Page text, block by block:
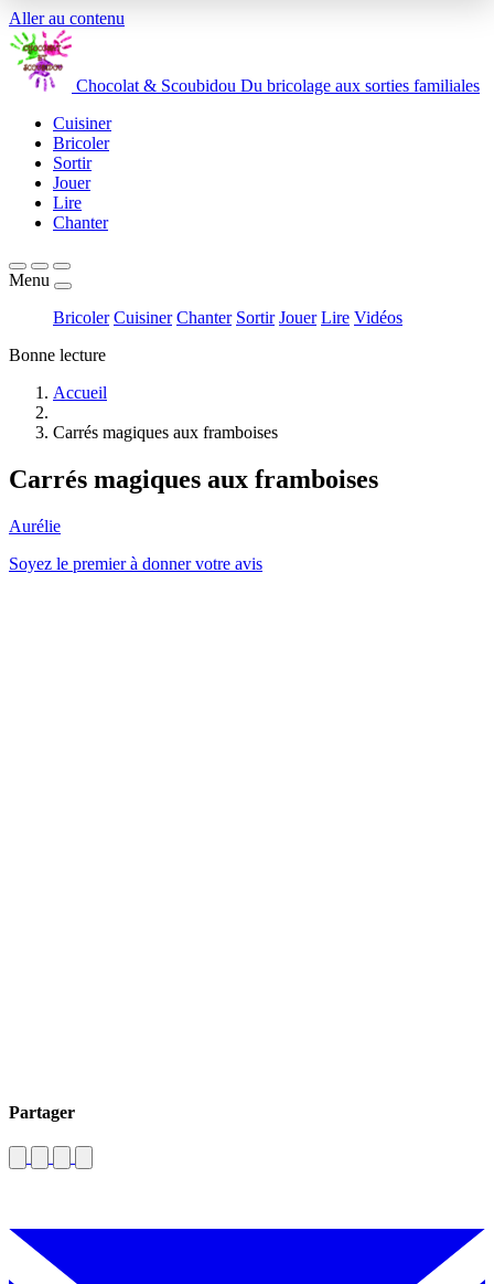
Aller au contenu
Chocolat & Scoubidou Du bricolage aux sorties familiales
Cuisiner
Bricoler
Sortir
Jouer
Lire
Chanter
Menu
Bricoler Cuisiner Chanter Sortir Jouer Lire Vidéos
Bonne lecture
Accueil
Carrés magiques aux framboises
Carrés magiques aux framboises
Aurélie
Soyez le premier à donner votre avis
Partager